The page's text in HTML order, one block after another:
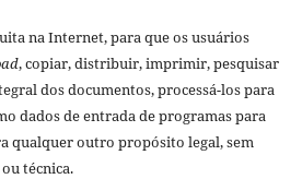
na Internet, para que os usuários
, copiar, distribuir, imprimir, pesquisar
dos documentos, processá-los para
dados de entrada de programas para
qualquer outro propósito legal, sem
técnica.